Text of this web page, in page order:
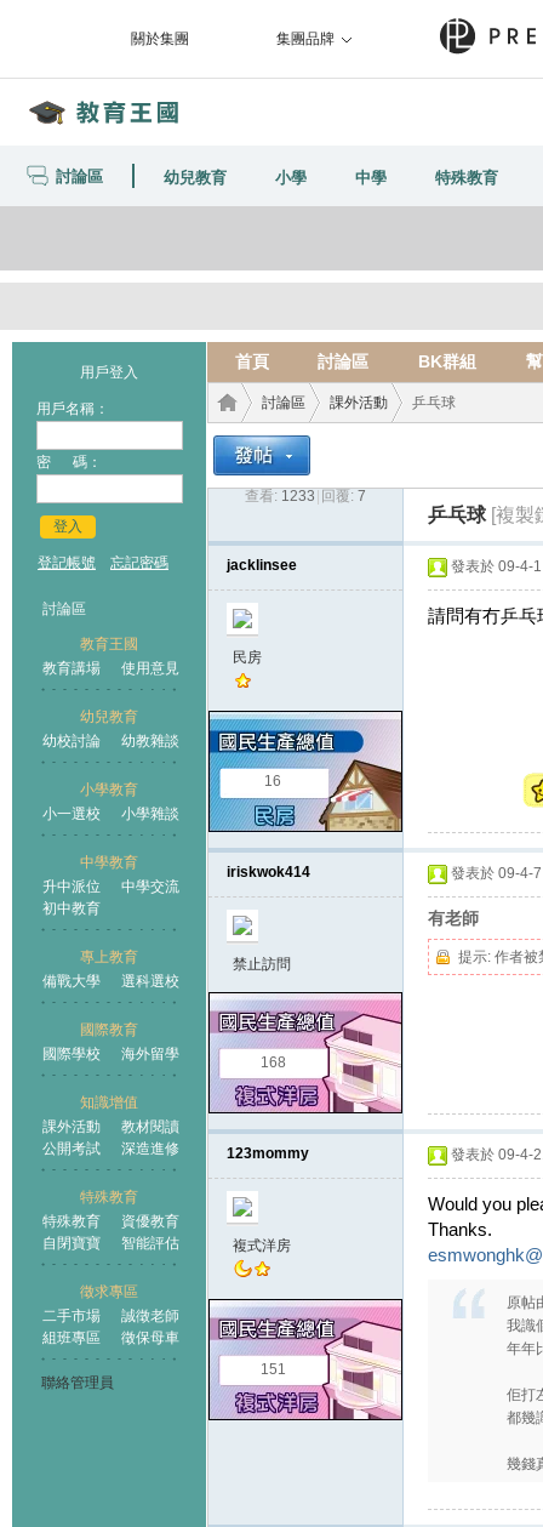
關於集團 集團品牌
討論區 幼兒教育 小學 中學 特殊教育
用戶登入
用戶名稱：
密 碼：
登入
登記帳號 忘記密碼
討論區
教育王國
教育講場
使用意見
幼兒教育
幼校討論
幼教雜談
小學教育
小一選校
小學雜談
中學教育
升中派位
中學交流
初中教育
專上教育
備戰大學
選科選校
國際教育
國際學校
海外留學
知識增值
課外活動
教材閱讀
公開考試
深造進修
特殊教育
特殊教育
資優教育
自閉寶寶
智能評估
徵求專區
二手市場
誠徵老師
組班專區
徵保母車
聯絡管理員
首頁 討論區 BK群組
王國
討論區
›
課外活動 乒乓球
查看: 1233 回覆: 7
乒乓球 [複製
jacklinsee
民房
16
發表於 09-4-
請問有冇乒乓
iriskwok414
禁止訪問
168
發表於 09-4-
有老師
提示: 作者被
123mommy
複式洋房
151
發表於 09-4-
Would you
Thanks.
原帖
我識
年年
佢打
都幾
幾錢